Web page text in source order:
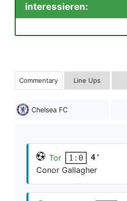
interessieren:
Commentary Line Ups
Chelsea FC
Tor 1:0 4'
Conor Gallagher